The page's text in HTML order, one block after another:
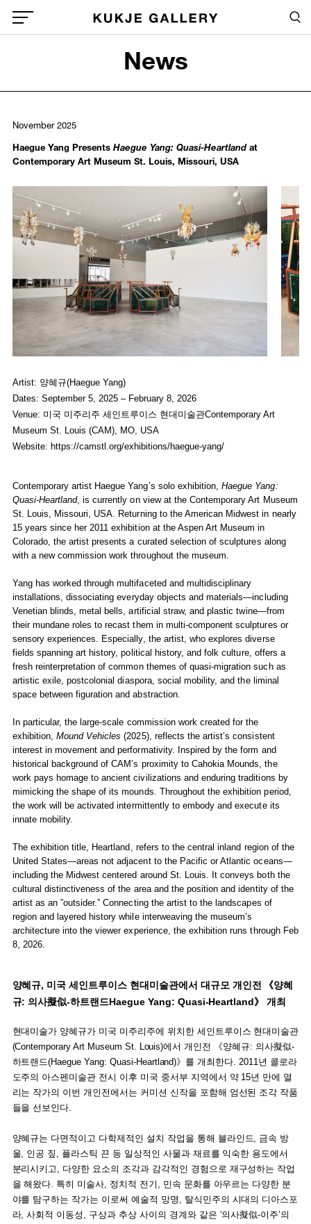
Skip to main content
Global Menu Open Button
News
November 2025
Haegue Yang PresentsHaegue Yang: Quasi-Heartlandat
Contemporary Art Museum St. Louis, Missouri, USA
1629
/upload/news/ad673cd220bd47ea7c3202c33e31e4d7.jpg
Haegue Yang
November 05, 2025 - January 11,
Installation view ofHaegue Yang: Quasi-Heartlandat
Photo: Izaiah Johnson.
Haegue Yang
November 05, 2025 - January 11,
Installation view ofHaegue Yang: Quasi-Heartlandat
Photo: Izaiah Johnson.
/
Artist: 양혜규(Haegue Yang)
Dates: September 5, 2025 – February 8, 2026
Venue: 미국 미주리주 세인트루이스 현대미술관Contemporary Art
Museum St. Louis (CAM), MO, USA
Website: https://camstl.org/exhibitions/haegue-yang/
Contemporary artist Haegue Yang’s solo exhibition,Haegue Yang:
Quasi-Heartland, is currently on view at the Contemporary Art Museum
St. Louis, Missouri, USA. Returning to the American Midwest in nearly
15 years since her 2011 exhibition at the Aspen Art Museum in
Colorado, the artist presents a curated selection of sculptures along
with a new commission work throughout the museum.
Yang has worked through multifaceted and multidisciplinary
installations, dissociating everyday objects and materials—including
Venetian blinds, metal bells, artificial straw, and plastic twine—from
their mundane roles to recast them in multi-component sculptures or
sensory experiences. Especially, the artist, who explores diverse
fields spanning art history, political history, and folk culture, offers a
fresh reinterpretation of common themes of quasi-migration such as
artistic exile, postcolonial diaspora, social mobility, and the liminal
space between figuration and abstraction.
In particular, the large-scale commission work created for the
exhibition, Mound Vehicles(2025), reflects the artist’s consistent
interest in movement and performativity. Inspired by the form and
historical background of CAM’s proximity to Cahokia Mounds, the
work pays homage to ancient civilizations and enduring traditions by
mimicking the shape of its mounds. Throughout the exhibition period,
the work will be activated intermittently to embody and execute its
innate mobility.
The exhibition title, Heartland, refers to the central inland region of the
United States—areas not adjacent to the Pacific or Atlantic oceans—
including the Midwest centered around St. Louis. It conveys both the
cultural distinctiveness of the area and the position and identity of the
artist as an ”outsider.” Connecting the artist to the landscapes of
region and layered history while interweaving the museum’s
architecture into the viewer experience, the exhibition runs through Feb
8, 2026.
양혜규, 미국 세인트루이스 현대미술관에서 대규모 개인전 《양혜
규: 의사擬似-하트랜드Haegue Yang: Quasi-Heartland》 개최
현대미술가 양혜규가 미국 미주리주에 위치한 세인트루이스 현대미술관
(Contemporary Art Museum St. Louis)에서 개인전 《양혜규: 의사擬似-
하트랜드(Haegue Yang: Quasi-Heartland)》를 개최한다. 2011년 콜로라
도주의 아스펜미술관 전시 이후 미국 중서부 지역에서 약 15년 만에 열
리는 작가의 이번 개인전에서는 커미션 신작을 포함해 엄선된 조각 작품
들을 선보인다.
양혜규는 다면적이고 다학제적인 설치 작업을 통해 블라인드, 금속 방
울, 인공 짚, 플라스틱 끈 등 일상적인 사물과 재료를 익숙한 용도에서
분리시키고, 다양한 요소의 조각과 감각적인 경험으로 재구성하는 작업
을 해왔다. 특히 미술사, 정치적 전기, 민속 문화를 아우르는 다양한 분
야를 탐구하는 작가는 이로써 예술적 망명, 탈식민주의 시대의 디아스포
라, 사회적 이동성, 구상과 추상 사이의 경계와 같은 ‘의사擬似-이주’의